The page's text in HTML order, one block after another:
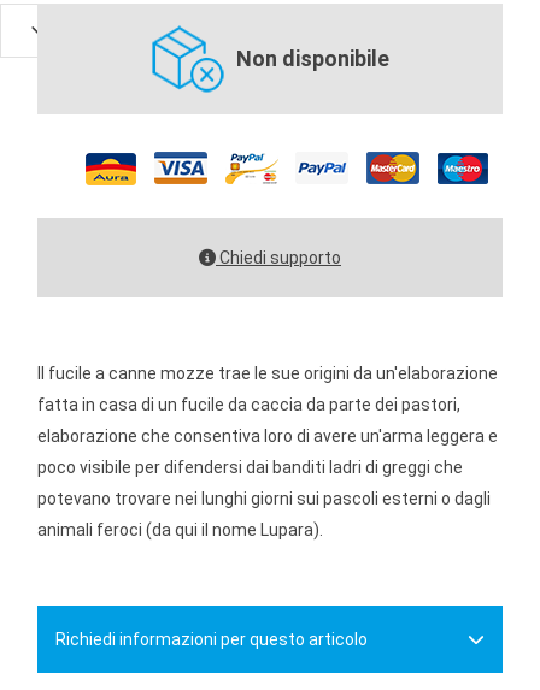
Non disponibile
Chiedi supporto
Il fucile a canne mozze trae le sue origini da un'elaborazione
fatta in casa di un fucile da caccia da parte dei pastori,
elaborazione che consentiva loro di avere un'arma leggera e
poco visibile per difendersi dai banditi ladri di greggi che
potevano trovare nei lunghi giorni sui pascoli esterni o dagli
animali feroci (da qui il nome Lupara).
Richiedi informazioni per questo articolo